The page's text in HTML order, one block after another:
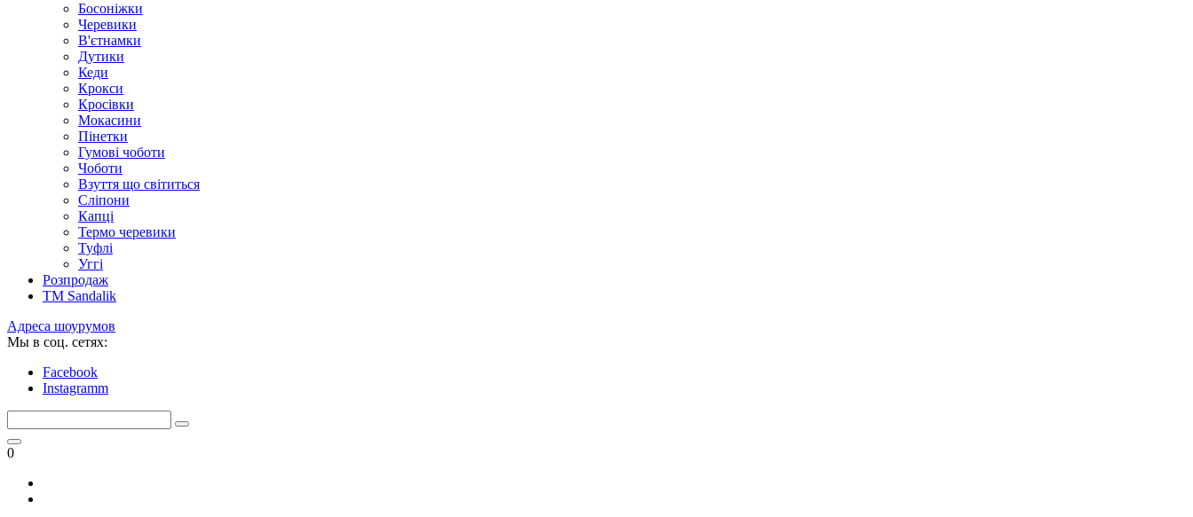
Босоніжки
Черевики
В'єтнамки
Дутики
Кеди
Крокси
Кросівки
Мокасини
Пінетки
Гумові чоботи
Чоботи
Взуття що світиться
Сліпони
Капці
Термо черевики
Туфлі
Уггі
Розпродаж
TM Sandalik
Адреса шоурумов
Мы в соц. сетях:
Facebook
Instagramm
0